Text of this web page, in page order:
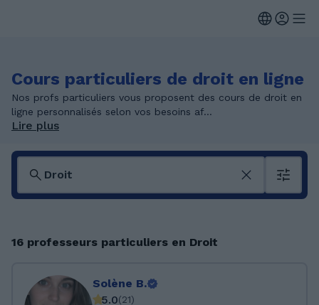
Cours particuliers de droit en ligne
Nos profs particuliers vous proposent des cours de droit en
ligne personnalisés selon vos besoins af...
Lire plus
16 professeurs particuliers en Droit
Solène B.
5.0(21)